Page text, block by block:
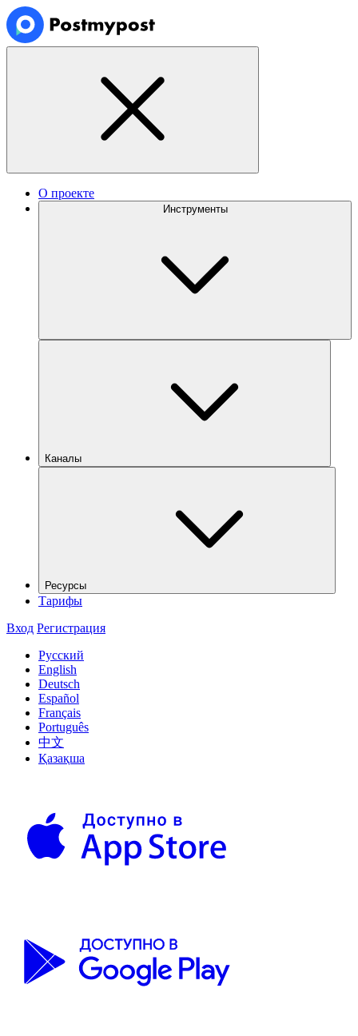
О проекте
Инструменты
Каналы
Ресурсы
Тарифы
Вход Регистрация
Русский
English
Deutsch
Español
Français
Português
中文
Қазақша